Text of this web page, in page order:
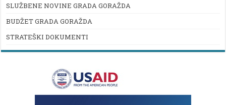
SLUŽBENE NOVINE GRADA GORAŽDA
BUDŽET GRADA GORAŽDA
STRATEŠKI DOKUMENTI